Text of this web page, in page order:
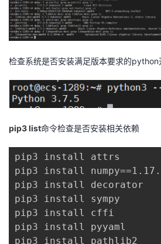
检查系统是否安装满足版本要求的python
pip3 list命令检查是否安装相关依赖
pip3 install attrs
pip3 install
pip3 install decorator
pip3 install sympy
pip3 install cffi
pip3 install pyyaml
pip3 install pathlib2